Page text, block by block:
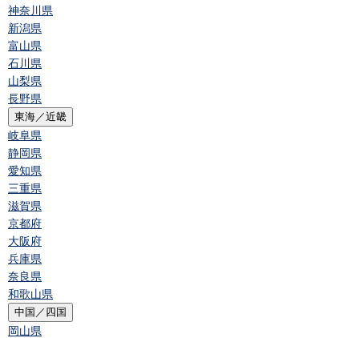
神奈川県
新潟県
富山県
石川県
山梨県
長野県
東海／近畿
岐阜県
静岡県
愛知県
三重県
滋賀県
京都府
大阪府
兵庫県
奈良県
和歌山県
中国／四国
岡山県